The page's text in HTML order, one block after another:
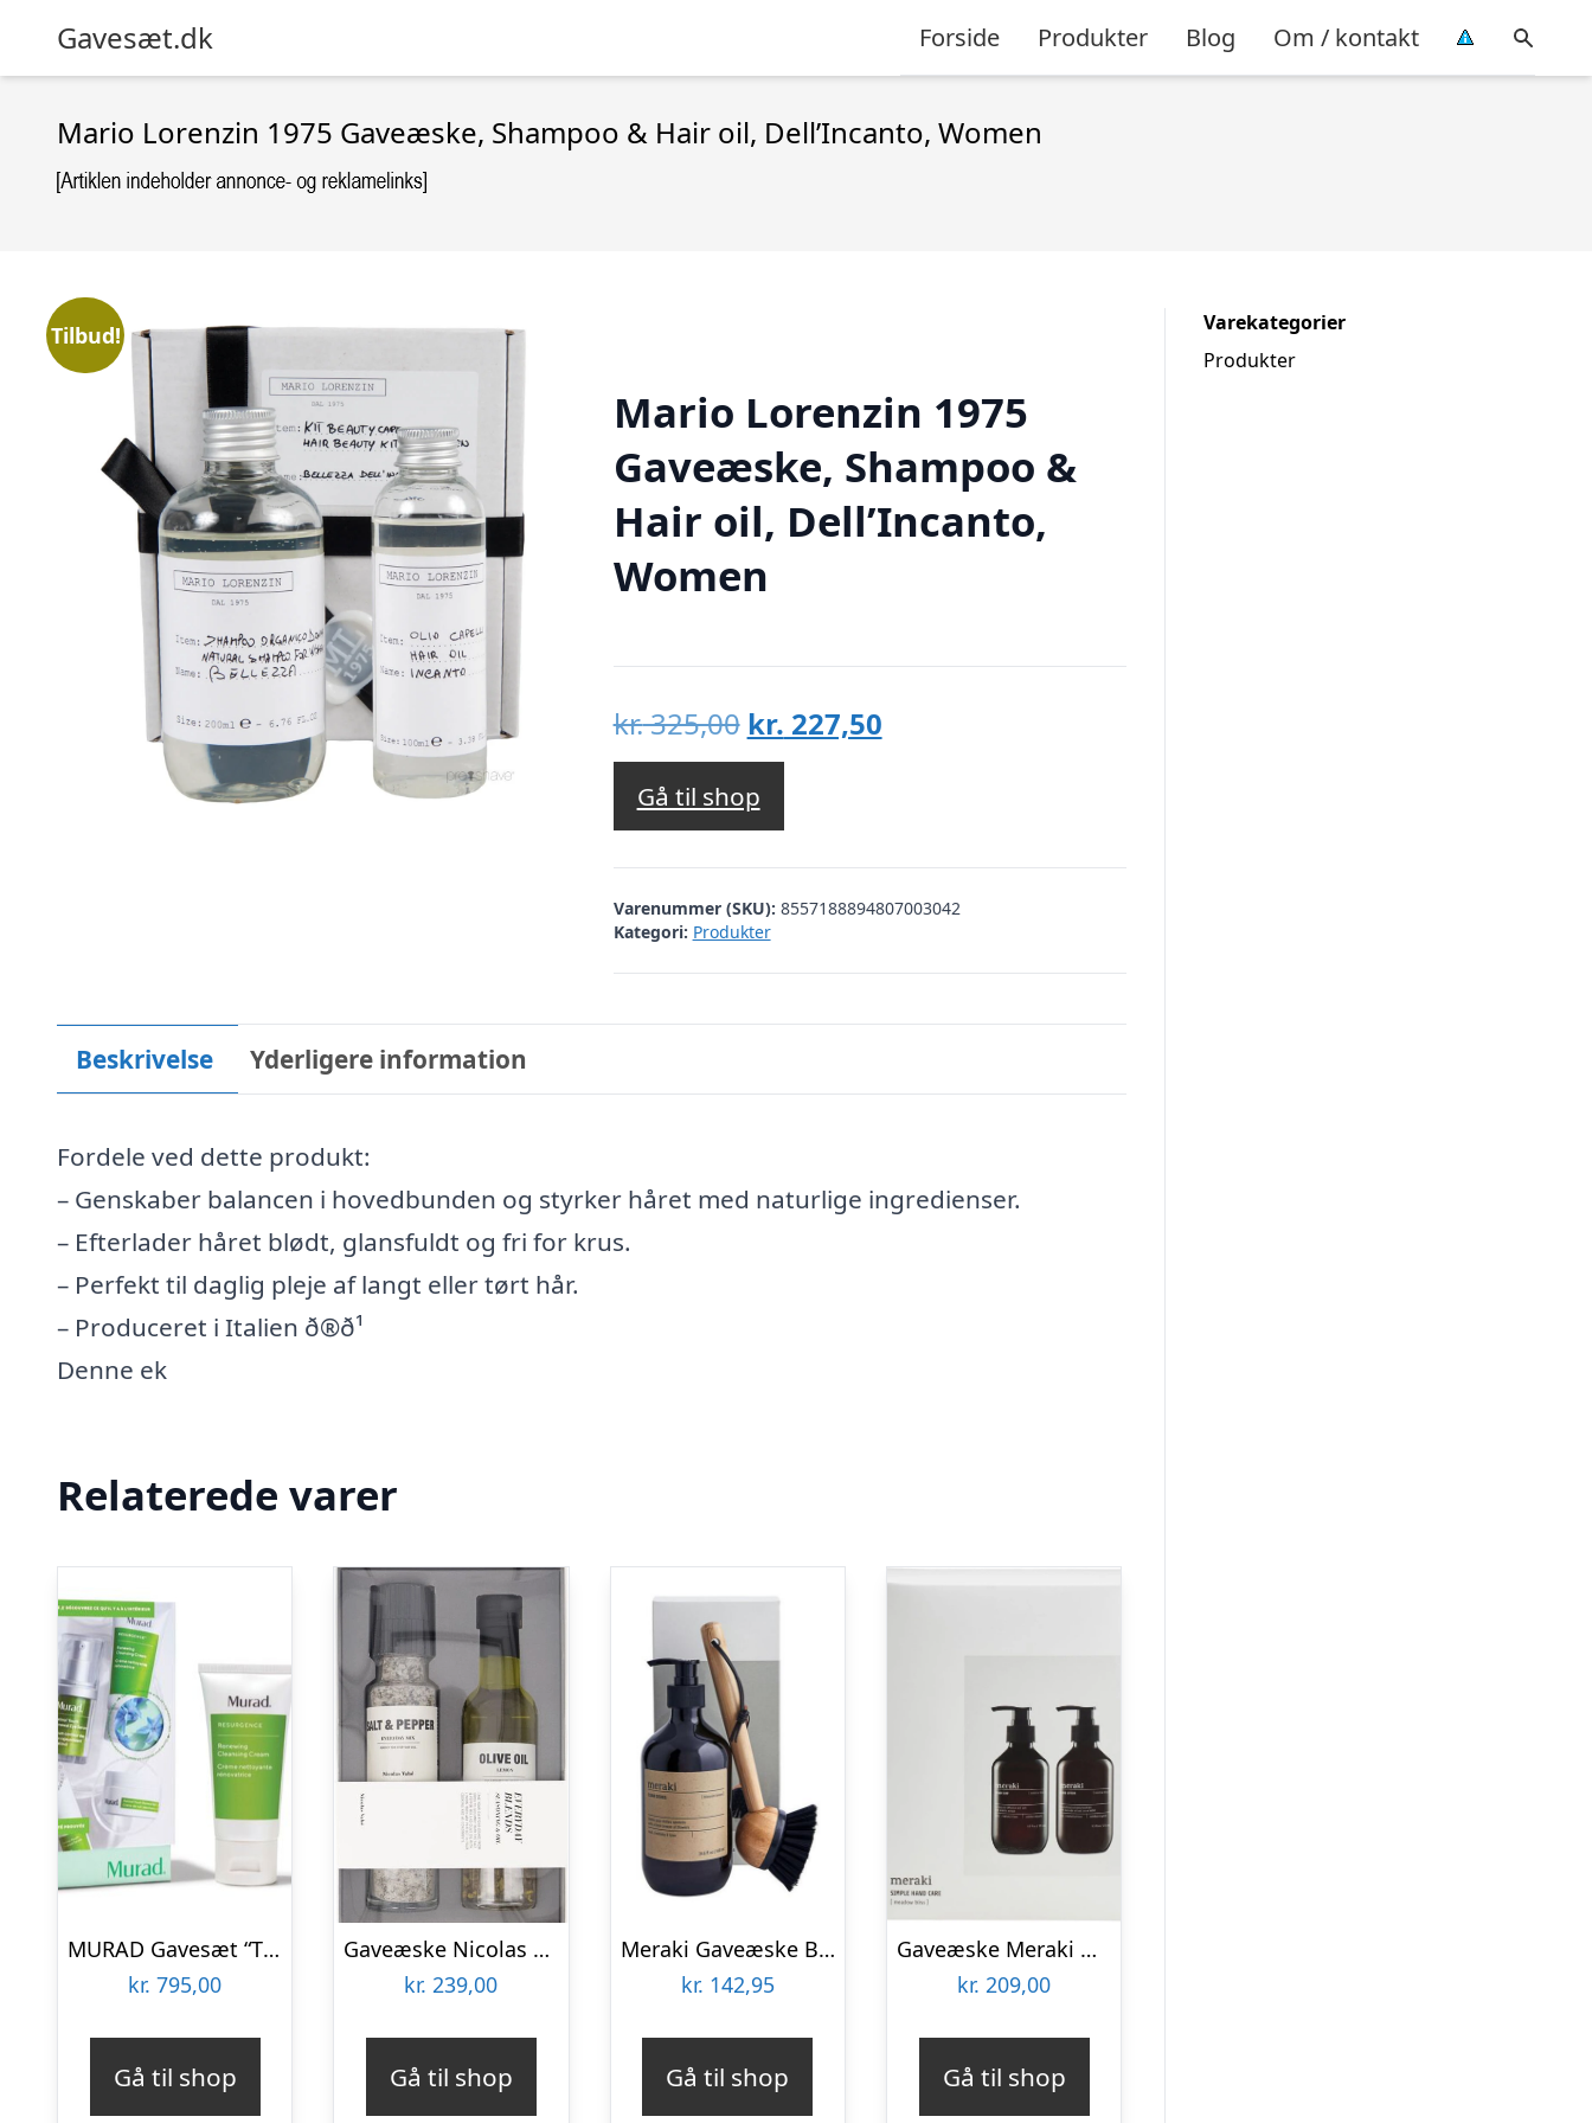
Gavesæt.dk Forside Produkter Blog Om / kontakt
Mario Lorenzin 1975 Gaveæske, Shampoo & Hair oil, Dell’Incanto, Women
Tilbud!
Mario Lorenzin 1975
Gaveæske, Shampoo &
Hair oil, Dell’Incanto,
Women
kr.325,00 Den
oprindelige
pris
var:
kr. 325,00.
kr. 227,50Den
kr. 227,50.
Gå til shop
Varenummer (SKU): 8557188894807003042
Kategori: Produkter
Beskrivelse Yderligere information
Fordele ved dette produkt:
– Genskaber balancen i hovedbunden og styrker håret med naturlige ingredienser.
– Efterlader håret blødt, glansfuldt og fri for krus.
– Perfekt til daglig pleje af langt eller tørt hår.
– Produceret i Italien ð®ð¹
Denne ek
Relaterede varer
MURAD Gavesæt “The Retinol Renewers”
kr. 795,00
Gå til shop
Gaveæske Nicolas Vahé Gift Sets Everyday Blends – Salt- & peberblanding og citronolivenolie
kr. 239,00
Gå til shop
Meraki Gaveæske Blossom Breeze Dish Wash Essentials
kr. 142,95
Gå til shop
Gaveæske Meraki Meadow Bliss – økologisk håndpleje-sæt med sæbe & lotion, hvid/sort/grå
kr. 209,00
Gå til shop
Varekategorier
Produkter